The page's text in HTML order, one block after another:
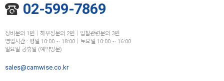
02-599-7869
장비문의 1번│하우징문의 2번│입찰관련문의 3번
영업시간 : 평일 10:00 ~ 18:00│토요일 10:00 ~ 16:00
일요일 공휴일 (예약방문)
sales@camwise.co.kr